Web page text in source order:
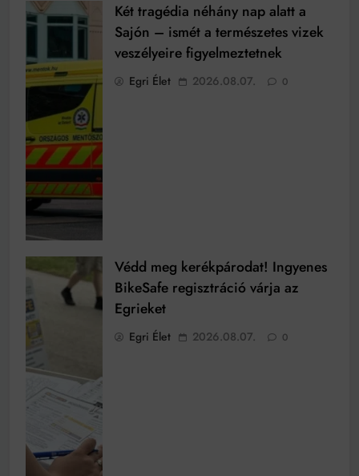
Két tragédia néhány nap alatt a
Sajón – ismét a természetes vizek
veszélyeire figyelmeztetnek
Egri Élet 2026.08.07. 0
Védd meg kerékpárodat! Ingyenes
BikeSafe regisztráció várja az
Egrieket
Egri Élet 2026.08.07. 0